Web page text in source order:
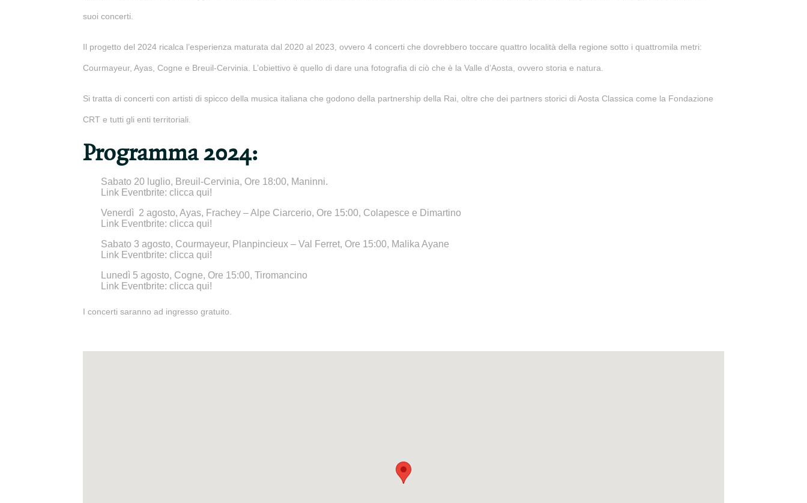
suoi concerti.
Il progetto del 2024 ricalca l’esperienza maturata dal 2020 al 2023, ovvero 4 concerti che dovrebbero toccare quattro località della regione sotto i quattromila metri:
Courmayeur, Ayas, Cogne e Breuil-Cervinia. L’obiettivo è quello di dare una fotografia di ciò che è la Valle d’Aosta, ovvero storia e natura.
Si tratta di concerti con artisti di spicco della musica italiana che godono della partnership della Rai, oltre che dei partners storici di Aosta Classica come la Fondazione
CRT e tutti gli enti territoriali.
Programma 2024:
Sabato 20 luglio, Breuil-Cervinia, Ore 18:00, Maninni.
Link Eventbrite: clicca qui!
Venerdì 2 agosto, Ayas, Frachey – Alpe Ciarcerio, Ore 15:00, Colapesce e Dimartino
Link Eventbrite: clicca qui!
Sabato 3 agosto, Courmayeur, Planpincieux – Val Ferret, Ore 15:00, Malika Ayane
Link Eventbrite: clicca qui!
Lunedì 5 agosto, Cogne, Ore 15:00, Tiromancino
Link Eventbrite: clicca qui!
I concerti saranno ad ingresso gratuito.